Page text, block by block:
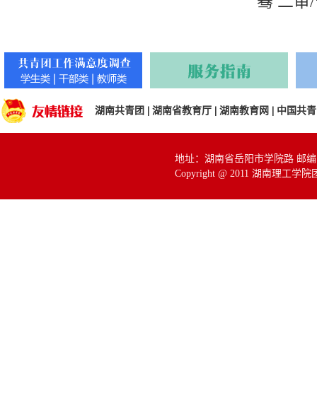
湖南共青团 湖南省教育厅 湖南教育网 中国共
地址：湖南省岳阳市学院路 邮编
Copyright @ 2011 湖南理工学